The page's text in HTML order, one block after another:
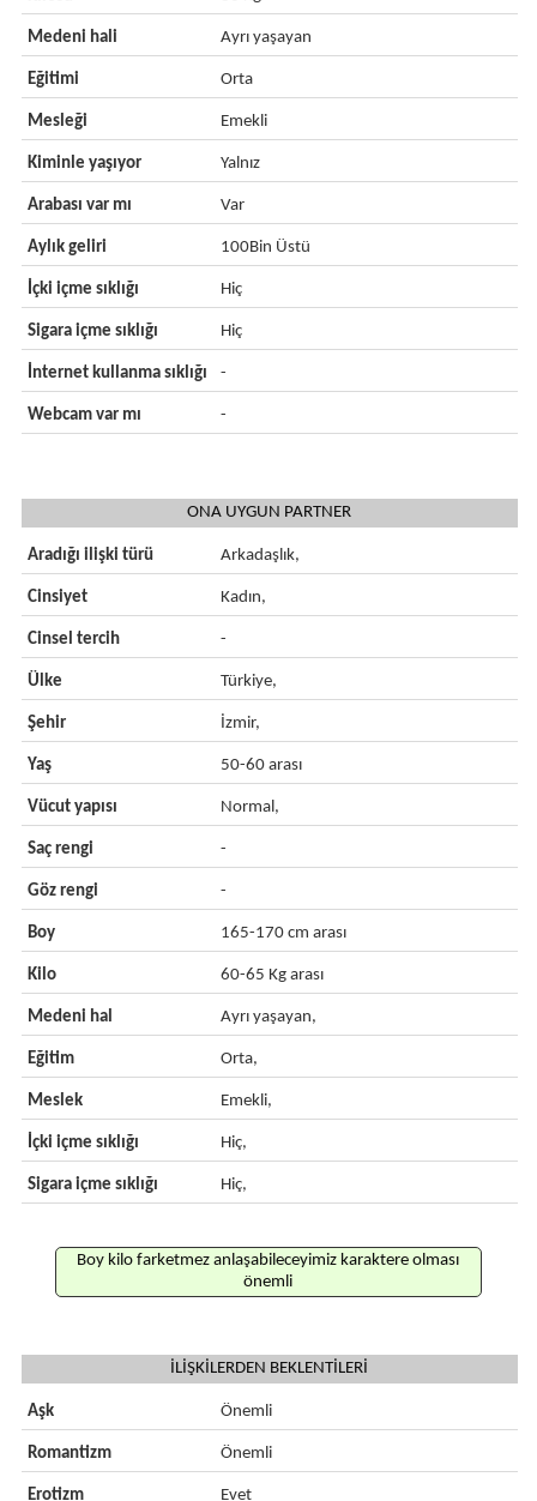
Medeni hali Ayrı yaşayan
Eğitimi Orta
Mesleği Emekli
Kiminle yaşıyor Yalnız
Arabası var mı Var
Aylık geliri 100Bin Üstü
İçki içme sıklığı Hiç
Sigara içme sıklığı Hiç
İnternet kullanma sıklığı -
Webcam var mı -
ONA UYGUN PARTNER
Aradığı ilişki türü Arkadaşlık,
Cinsiyet Kadın,
Cinsel tercih -
Ülke Türkiye,
Şehir İzmir,
Yaş 50-60 arası
Vücut yapısı Normal,
Saç rengi -
Göz rengi -
Boy 165-170 cm arası
Kilo 60-65 Kg arası
Medeni hal Ayrı yaşayan,
Eğitim Orta,
Meslek Emekli,
İçki içme sıklığı Hiç,
Sigara içme sıklığı Hiç,
Boy kilo farketmez anlaşabileceyimiz karaktere olması
önemli
İLİŞKİLERDEN BEKLENTİLERİ
Aşk Önemli
Romantizm Önemli
Erotizm Evet